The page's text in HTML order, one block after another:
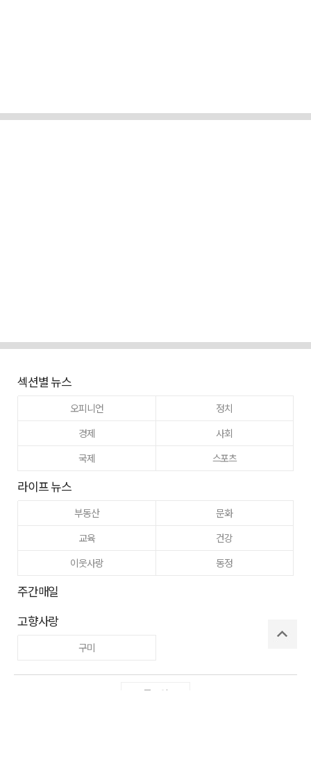
섹션별 뉴스
오피니언
정치
경제
사회
국제
스포츠
라이프 뉴스
부동산
문화
교육
건강
이웃사랑
동정
주간매일
고향사랑
구미
로그인